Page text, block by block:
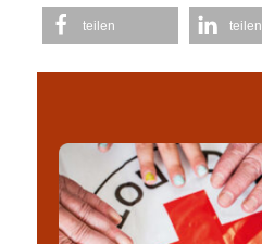
teilen teilen